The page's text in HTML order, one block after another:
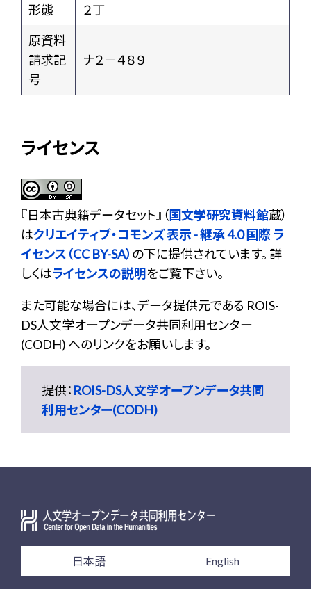
形態
２丁
原資料
請求記
号
ナ２－４８９
ライセンス
『日本古典籍データセット 』（国文学研究資料館蔵）
はクリエイティブ・コモンズ 表示 - 継承 4.0 国際 ラ
イセンス（CC BY-SA） の下に提供されています。 詳
しくはライセンスの説明をご覧下さい。
また可能な場合には、データ提供元である ROIS-
DS人文学オープンデータ共同利用センター
(CODH) へのリンクをお願いします。
提供： ROIS-DS人文学オープンデータ共同
利用センター(CODH)
日本語 English